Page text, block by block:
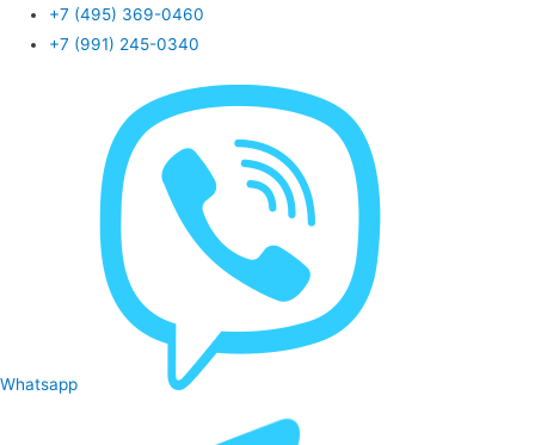
+7 (495) 369-0460
+7 (991) 245-0340
Whatsapp